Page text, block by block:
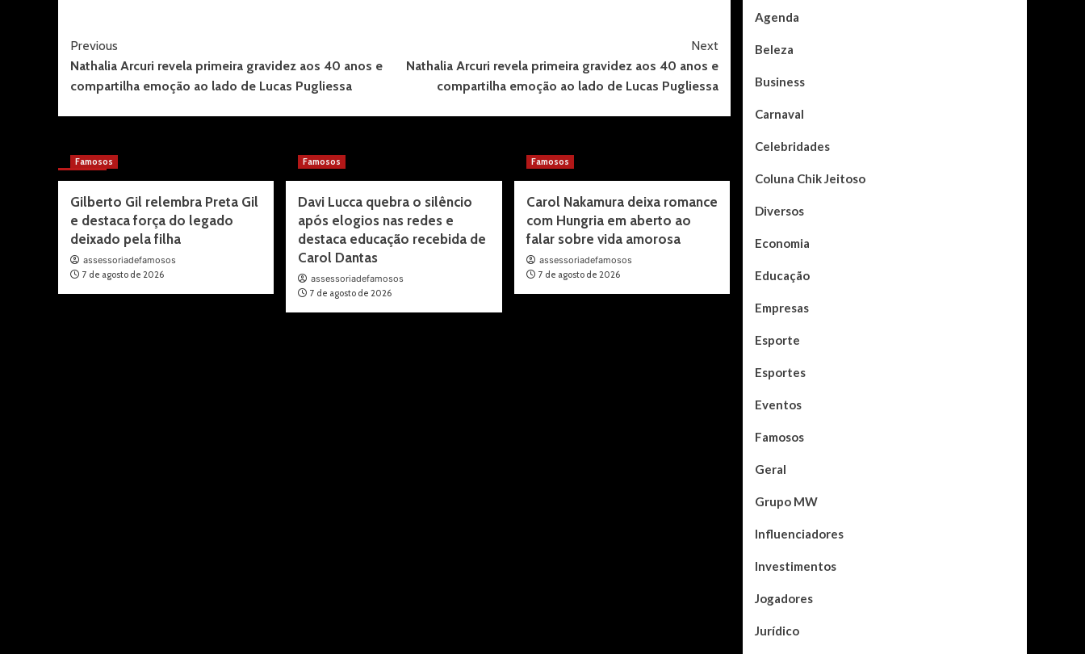
Post
Navigation
Previous
Nathalia Arcuri revela primeira gravidez aos 40 anos e
compartilha emoção ao lado de Lucas Pugliessa
Next
Nathalia Arcuri revela primeira gravidez aos 40 anos e
compartilha emoção ao lado de Lucas Pugliessa
More Stories
Famosos
Gilberto Gil relembra Preta Gil
e destaca força do legado
deixado pela filha
assessoriadefamosos
7 de agosto de 2026
Famosos
Davi Lucca quebra o silêncio
após elogios nas redes e
destaca educação recebida de
Carol Dantas
assessoriadefamosos
7 de agosto de 2026
Famosos
Carol Nakamura deixa romance
com Hungria em aberto ao
falar sobre vida amorosa
assessoriadefamosos
7 de agosto de 2026
Agenda
Beleza
Business
Carnaval
Celebridades
Coluna Chik Jeitoso
Diversos
Economia
Educação
Empresas
Esporte
Esportes
Eventos
Famosos
Geral
Grupo MW
Influenciadores
Investimentos
Jogadores
Jurídico